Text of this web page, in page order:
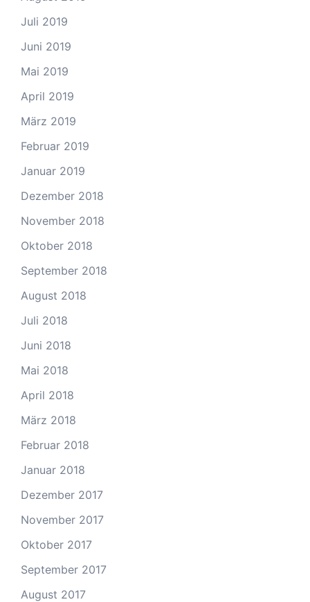
Juli 2019
Juni 2019
Mai 2019
April 2019
März 2019
Februar 2019
Januar 2019
Dezember 2018
November 2018
Oktober 2018
September 2018
August 2018
Juli 2018
Juni 2018
Mai 2018
April 2018
März 2018
Februar 2018
Januar 2018
Dezember 2017
November 2017
Oktober 2017
September 2017
August 2017